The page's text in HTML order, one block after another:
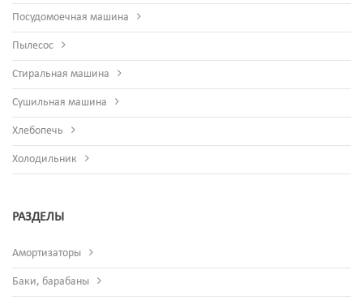
Посудомоечная машина
Пылесос
Стиральная машина
Сушильная машина
Хлебопечь
Холодильник
РАЗДЕЛЫ
Амортизаторы
Баки, барабаны